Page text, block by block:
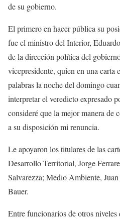
de su gobierno.
El primero en hacer pública su
fue el ministro del Interior,
de la dirección política del
vicepresidente, quien en una carta
palabras la noche del domingo
interpretar el veredicto expresado
consideré que la mejor manera de
a su disposición mi renuncia.
Le apoyaron los titulares de las
Desarrollo Territorial, Jorge
Salvarezza; Medio Ambiente,
Bauer.
Entre funcionarios de otros